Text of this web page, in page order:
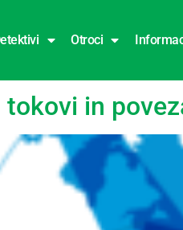
Otroci
in